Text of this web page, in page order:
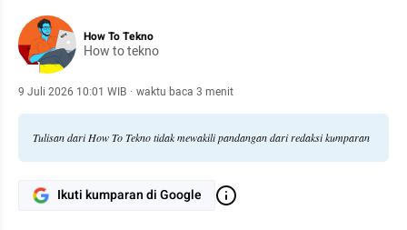
How To Tekno
How to tekno
9 Juli 2026 10:01 WIB · waktu baca 3 menit
Tulisan dari How To Tekno tidak mewakili pandangan dari redaksi kumparan
Ikuti kumparan di Google